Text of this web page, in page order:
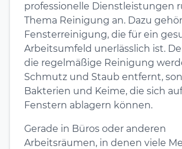
professionelle Dienstleistungen
Thema Reinigung an. Dazu
Fensterreinigung, die für ein
Arbeitsumfeld unerlässlich ist.
die regelmäßige Reinigung
Schmutz und Staub entfernt,
Bakterien und Keime, die sich
Fenstern ablagern können.
Gerade in Büros oder anderen
Arbeitsräumen, in denen viele